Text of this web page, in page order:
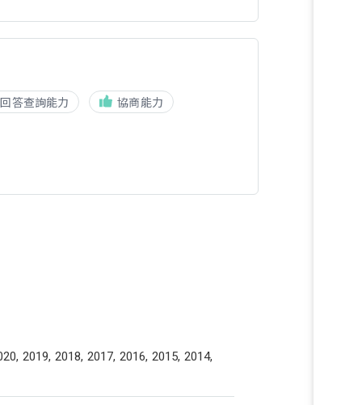
回答查詢能力 協商能力
2019, 2018, 2017, 2016, 2015, 2014,